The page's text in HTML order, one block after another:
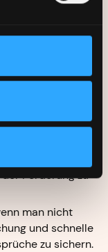
entsprechende
und Mahnung
einzuleiten.
effektives Mittel
Zahlung zu
Mahnung
Forderung zu
man nicht
und schnelle
zu sichern.